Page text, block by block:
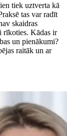
tiek uztverta kā
tas var radīt
skaidras
rīkoties. Kādas ir
un pienākumi?
raitāk un ar